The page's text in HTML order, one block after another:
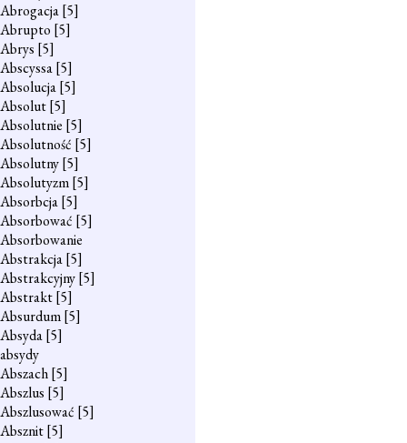
Abrogacja[5]
Abrupto [5]
Abrys [5]
Abscyssa[5]
Absolucja[5]
Absolut[5]
Absolutnie [5]
Absolutność [5]
Absolutny[5]
Absolutyzm[5]
Absorbcja[5]
Absorbować [5]
Absorbowanie
Abstrakcja[5]
Abstrakcyjny[5]
Abstrakt[5]
Absurdum[5]
Absyda[5]
absydy
Abszach[5]
Abszlus [5]
Abszlusować [5]
Absznit[5]